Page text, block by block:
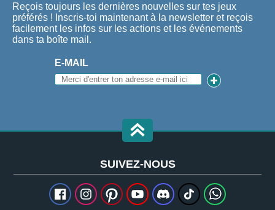
Reçois toujours les dernières nouvelles sur tes jeux
préférés ! Inscris-toi maintenant à la newsletter et reçois
facilement les infos sur les actions et les événements
dans ta boîte mail.
E-MAIL
SUIVEZ-NOUS